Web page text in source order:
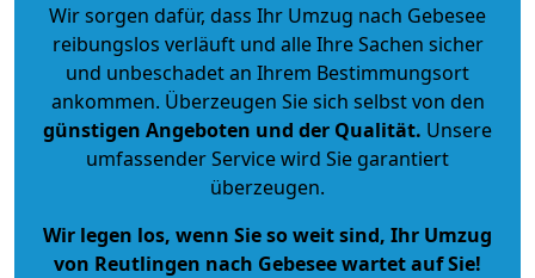
Wir sorgen dafür, dass Ihr Umzug nach Gebesee
reibungslos verläuft und alle Ihre Sachen sicher
und unbeschadet an Ihrem Bestimmungsort
ankommen. Überzeugen Sie sich selbst von den
günstigen Angeboten und der Qualität. Unsere
umfassender Service wird Sie garantiert
überzeugen.
Wir legen los, wenn Sie so weit sind, Ihr Umzug
von Reutlingen nach Gebesee wartet auf Sie!